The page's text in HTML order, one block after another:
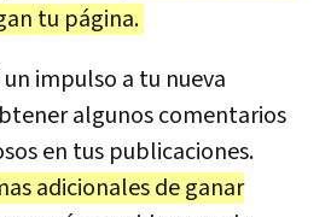
tu página.
impulso a tu nueva
algunos comentarios
en tus publicaciones.
adicionales de ganar